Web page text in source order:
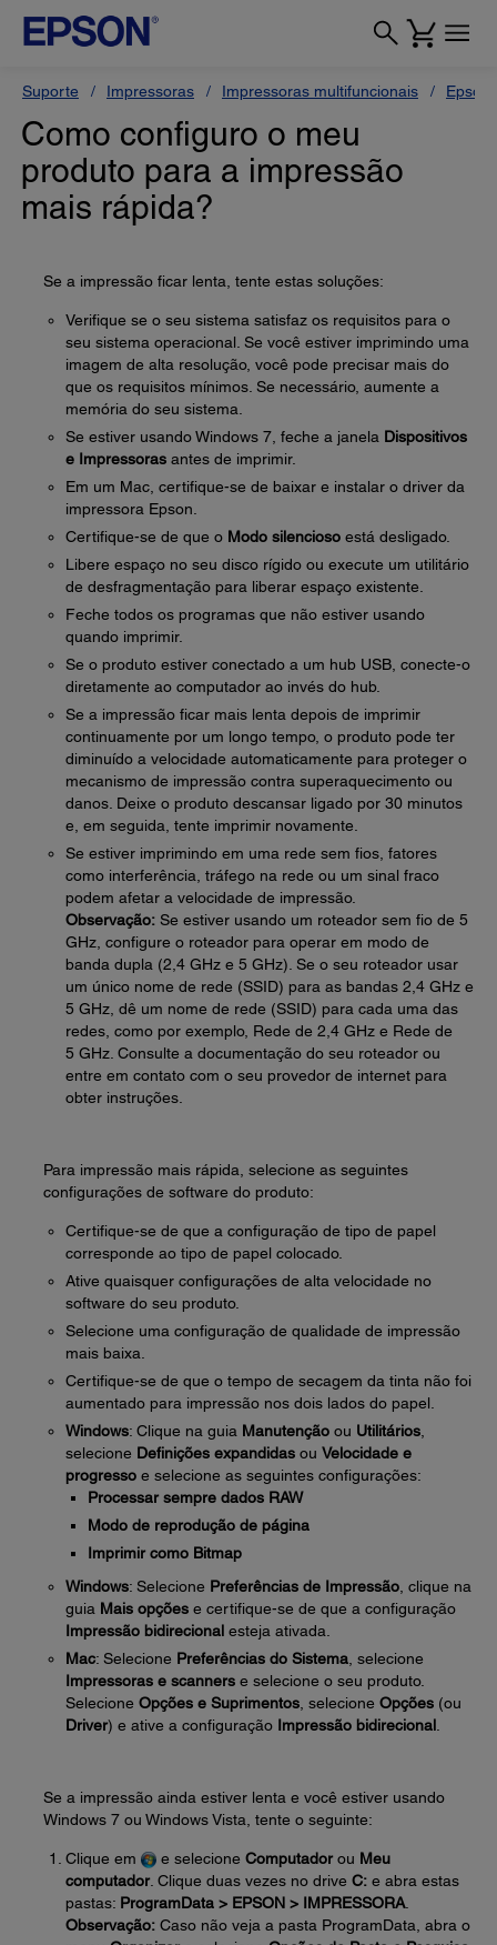
Suporte Impressoras Impressoras multifuncionais Epson
Como configuro o meu
produto para a impressão
mais rápida?
Se a impressão ficar lenta, tente estas soluções:
Verifique se o seu sistema satisfaz os requisitos para o
seu sistema operacional. Se você estiver imprimindo uma
imagem de alta resolução, você pode precisar mais do
que os requisitos mínimos. Se necessário, aumente a
memória do seu sistema.
Se estiver usando Windows 7, feche a janela Dispositivos
e Impressoras antes de imprimir.
Em um Mac, certifique-se de baixar e instalar o driver da
impressora Epson.
Certifique-se de que o Modo silencioso está desligado.
Libere espaço no seu disco rígido ou execute um utilitário
de desfragmentação para liberar espaço existente.
Feche todos os programas que não estiver usando
quando imprimir.
Se o produto estiver conectado a um hub USB, conecte-o
diretamente ao computador ao invés do hub.
Se a impressão ficar mais lenta depois de imprimir
continuamente por um longo tempo, o produto pode ter
diminuído a velocidade automaticamente para proteger o
mecanismo de impressão contra superaquecimento ou
danos. Deixe o produto descansar ligado por 30 minutos
e, em seguida, tente imprimir novamente.
Se estiver imprimindo em uma rede sem fios, fatores
como interferência, tráfego na rede ou um sinal fraco
podem afetar a velocidade de impressão.
Observação: Se estiver usando um roteador sem fio de 5
GHz, configure o roteador para operar em modo de
banda dupla (2,4 GHz e 5 GHz). Se o seu roteador usar
um único nome de rede (SSID) para as bandas 2,4 GHz e
5 GHz, dê um nome de rede (SSID) para cada uma das
redes, como por exemplo, Rede de 2,4 GHz e Rede de
5 GHz. Consulte a documentação do seu roteador ou
entre em contato com o seu provedor de internet para
obter instruções.
Para impressão mais rápida, selecione as seguintes
configurações de software do produto:
Certifique-se de que a configuração de tipo de papel
corresponde ao tipo de papel colocado.
Ative quaisquer configurações de alta velocidade no
software do seu produto.
Selecione uma configuração de qualidade de impressão
mais baixa.
Certifique-se de que o tempo de secagem da tinta não foi
aumentado para impressão nos dois lados do papel.
Windows: Clique na guia Manutenção ou Utilitários
selecione Definições expandidas ou Velocidade e
progresso e selecione as seguintes configurações:
Processar sempre dados RAW
Modo de reprodução de página
Imprimir como Bitmap
Windows: Selecione Preferências de Impressão , clique na
guia Mais opções e certifique-se de que a configuração
Impressão bidirecional esteja ativada.
Mac: Selecione Preferências do Sistema , selecione
Impressoras e scanners e selecione o seu produto.
Selecione Opções e Suprimentos , selecione Opções (ou
Driver) e ative a configuração Impressão bidirecional
Se a impressão ainda estiver lenta e você estiver usando
Windows 7 ou Windows Vista, tente o seguinte:
Clique em e selecione Computadorou Meu
computador. Clique duas vezes no drive C: e abra estas
pastas: ProgramData > EPSON > IMPRESSORA.
Observação: Caso não veja a pasta ProgramData, abra o